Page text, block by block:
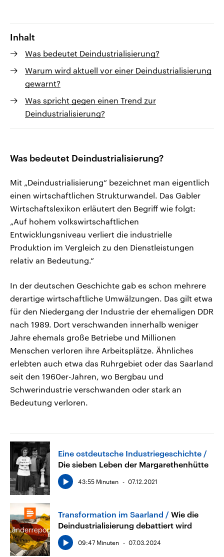
Inhalt
Was bedeutet Deindustrialisierung?
Warum wird aktuell vor einer Deindustrialisierung
gewarnt?
Was spricht gegen einen Trend zur
Deindustrialisierung?
Was bedeutet Deindustrialisierung?
Mit „Deindustrialisierung“ bezeichnet man eigentlich
einen wirtschaftlichen Strukturwandel. Das Gabler
Wirtschaftslexikon erläutert den Begriff wie folgt:
„Auf hohem volkswirtschaftlichen
Entwicklungsniveau verliert die industrielle
Produktion im Vergleich zu den Dienstleistungen
relativ an Bedeutung.“
In der deutschen Geschichte gab es schon mehrere
derartige wirtschaftliche Umwälzungen. Das gilt etwa
für den Niedergang der Industrie der ehemaligen DDR
nach 1989. Dort verschwanden innerhalb weniger
Jahre ehemals große Betriebe und Millionen
Menschen verloren ihre Arbeitsplätze. Ähnliches
erlebten auch etwa das Ruhrgebiet oder das Saarland
seit den 1960er-Jahren, wo Bergbau und
Schwerindustrie verschwanden oder stark an
Bedeutung verloren.
Eine ostdeutsche Industriegeschichte
Die sieben Leben der Margarethenhütte
43:55 Minuten 07.12.2021
Transformation im Saarland
Wie die
Deindustrialisierung debattiert wird
09:47 Minuten 07.03.2024